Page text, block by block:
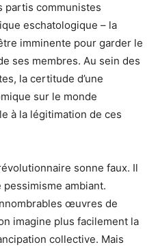
partis communistes
eschatologique – la
imminente pour garder le
ses membres. Au sein des
la certitude d’une
sur le monde
à la légitimation de ces
sonne faux. Il
ambiant.
œuvres de
imagine plus facilement la
collective. Mais